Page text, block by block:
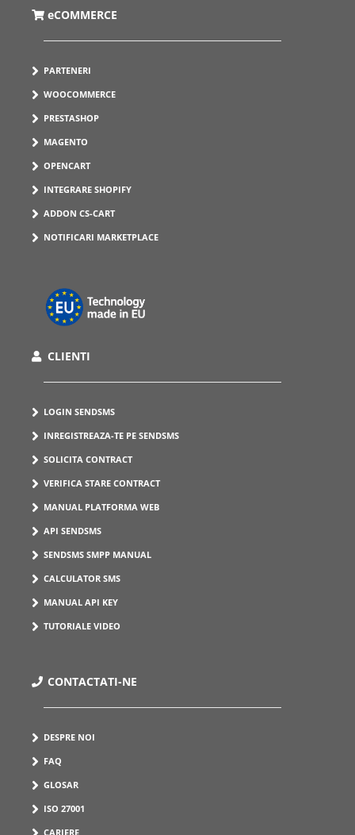
eCOMMERCE
PARTENERI
WOOCOMMERCE
PRESTASHOP
MAGENTO
OPENCART
INTEGRARE SHOPIFY
ADDON CS-CART
NOTIFICARI MARKETPLACE
CLIENTI
LOGIN SENDSMS
INREGISTREAZA-TE PE SENDSMS
SOLICITA CONTRACT
VERIFICA STARE CONTRACT
MANUAL PLATFORMA WEB
API SENDSMS
SENDSMS SMPP MANUAL
CALCULATOR SMS
MANUAL API KEY
TUTORIALE VIDEO
CONTACTATI-NE
DESPRE NOI
FAQ
GLOSAR
ISO 27001
CARIERE